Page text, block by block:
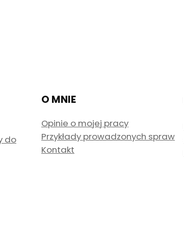
do
O MNIE
Opinie o mojej pracy
Przykłady prowadzonych spraw
Kontakt